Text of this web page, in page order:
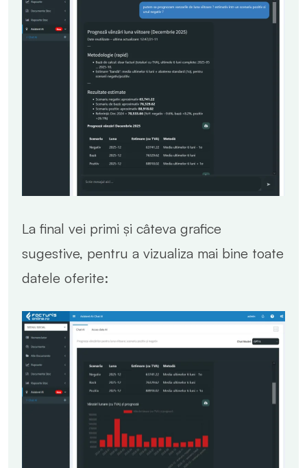
La final vei primi și câteva grafice
sugestive, pentru a vizualiza mai bine toate
datele oferite: